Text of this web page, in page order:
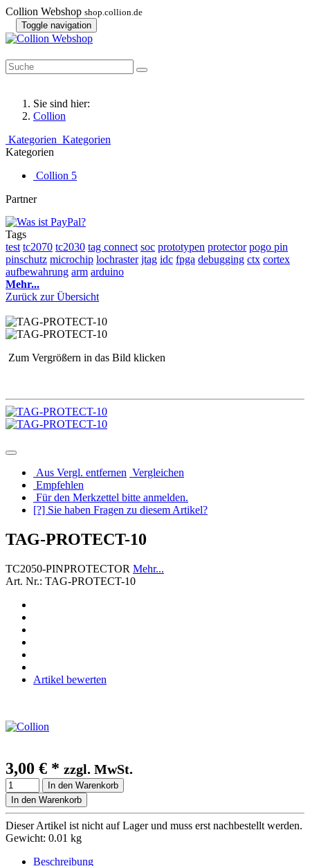
Collion Webshop shop.collion.de
Toggle navigation
Sie sind hier:
Collion
Kategorien Kategorien
Kategorien
Collion 5
Partner
Tags
test tc2070 tc2030 tag connect soc prototypen protector pogo pin
pinschutz microchip lochraster jtag idc fpga debugging ctx cortex
aufbewahrung arm arduino
Mehr...
Zurück zur Übersicht
Zum Vergrößern in das Bild klicken
Aus Vergl. entfernen Vergleichen
Empfehlen
Für den Merkzettel bitte anmelden.
[?] Sie haben Fragen zu diesem Artikel?
TAG-PROTECT-10
TC2050-PINPROTECTOR Mehr...
Art. Nr.: TAG-PROTECT-10
Artikel bewerten
3,00 € * zzgl. MwSt.
In den Warenkorb
In den Warenkorb
Dieser Artikel ist nicht auf Lager und muss erst nachbestellt werden.
Gewicht: 0.01 kg
Beschreibung